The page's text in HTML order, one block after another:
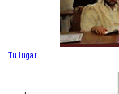
Tu lugar